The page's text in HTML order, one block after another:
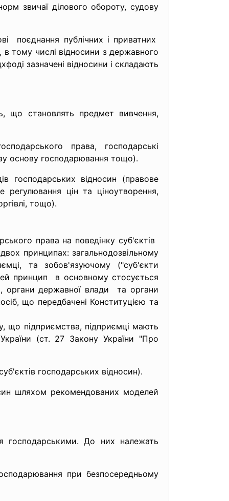
звичаї ділового обороту, судову
поєднання публічних і приватних
в тому числі відносини з державного
зазначені відносини і складають
що становлять предмет вивчення,
права, господарські
основу господарювання тощо).
господарських відносин (правове
регулювання цін та ціноутворення,
тощо).
права на поведінку суб'єктів
принципах: загальнодозвільному
та зобов'язуючому ("суб'єкти
принцип в основному стосується
органи державної влади та органи
що передбачені Конституцією та
підприємства, підприємці мають
(ст. 27 Закону України "Про
господарських відносин).
шляхом рекомендованих моделей
До них належать
при безпосередньому